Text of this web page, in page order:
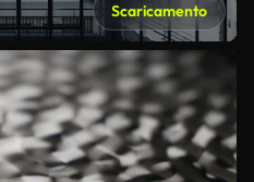
Scaricamento